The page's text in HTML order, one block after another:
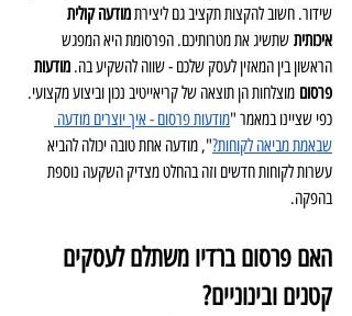
שידור. חשוב להקצות תקציב גם ליצירת מודעה קולית
איכותית שתשיג את מטרותיכם. הפרסומת היא המפגש
הראשון בין המאזין לעסק שלכם - שווה להשקיע בה. מודעות
פרסום מוצלחות הן תוצאה של קריאייטיב נכון וביצוע מקצועי.
כפי שציינו במאמר "מודעות פרסום - איך יוצרים מודעה
שבאמת מביאה לקוחות?", מודעה אחת טובה יכולה להביא
עשרות לקוחות חדשים וזה בהחלט מצדיק השקעה נוספת
בהפקה.
האם פרסום ברדיו משתלם לעסקים
קטנים ובינוניים?